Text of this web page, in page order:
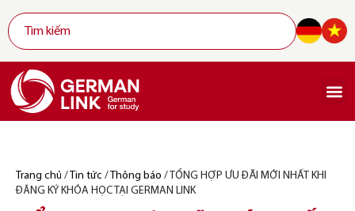
Trang chủ / Tin tức / Thông báo / TỔNG HỢP ƯU ĐÃI MỚI NHẤT KHI
ĐĂNG KÝ KHÓA HỌC TẠI GERMAN LINK